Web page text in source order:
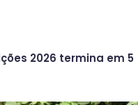
2026 termina em 5